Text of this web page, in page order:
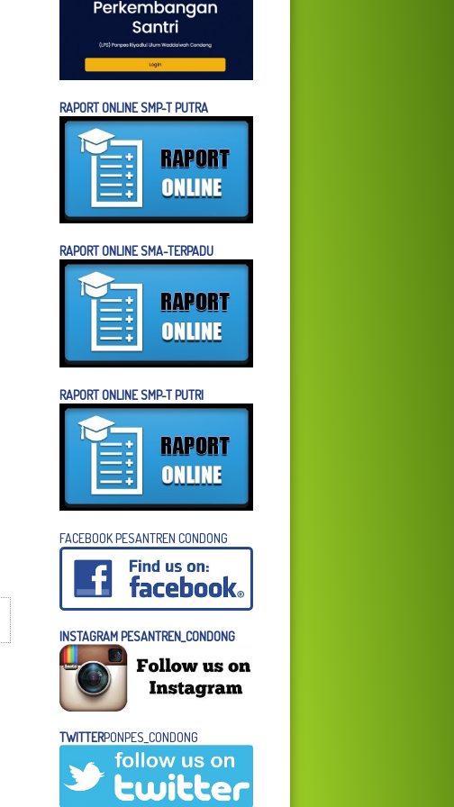
RAPORT ONLINE SMP-T PUTRA
RAPORT ONLINE SMA-TERPADU
RAPORT ONLINE SMP-T PUTRI
FACEBOOK PESANTREN CONDONG
INSTAGRAM PESANTREN_CONDONG
TWITTERPONPES_CONDONG